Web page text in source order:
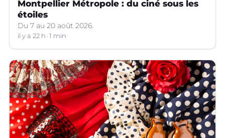
Montpellier Métropole : du ciné sous les
étoiles
Du 7 au 20 août 2026.
il y a 22 h 1 min